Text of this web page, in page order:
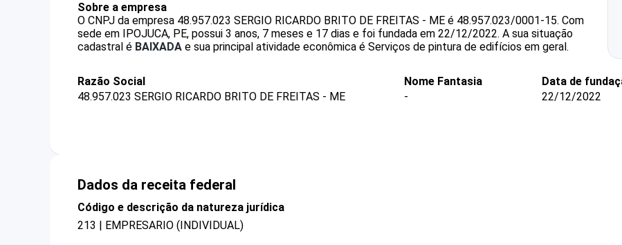
Sobre a empresa
O CNPJ da empresa 48.957.023 SERGIO RICARDO BRITO DE FREITAS - ME é 48.957.023/0001-15. Com
sede em IPOJUCA, PE, possui 3 anos, 7 meses e 17 dias e foi fundada em 22/12/2022. A sua situação
cadastral é BAIXADA e sua principal atividade econômica é Serviços de pintura de edifícios em geral.
Razão Social
48.957.023 SERGIO RICARDO BRITO DE FREITAS - ME
Nome Fantasia
-
Data de
22/12/2022
Dados da receita federal
Código e descrição da natureza jurídica
213 | EMPRESARIO (INDIVIDUAL)